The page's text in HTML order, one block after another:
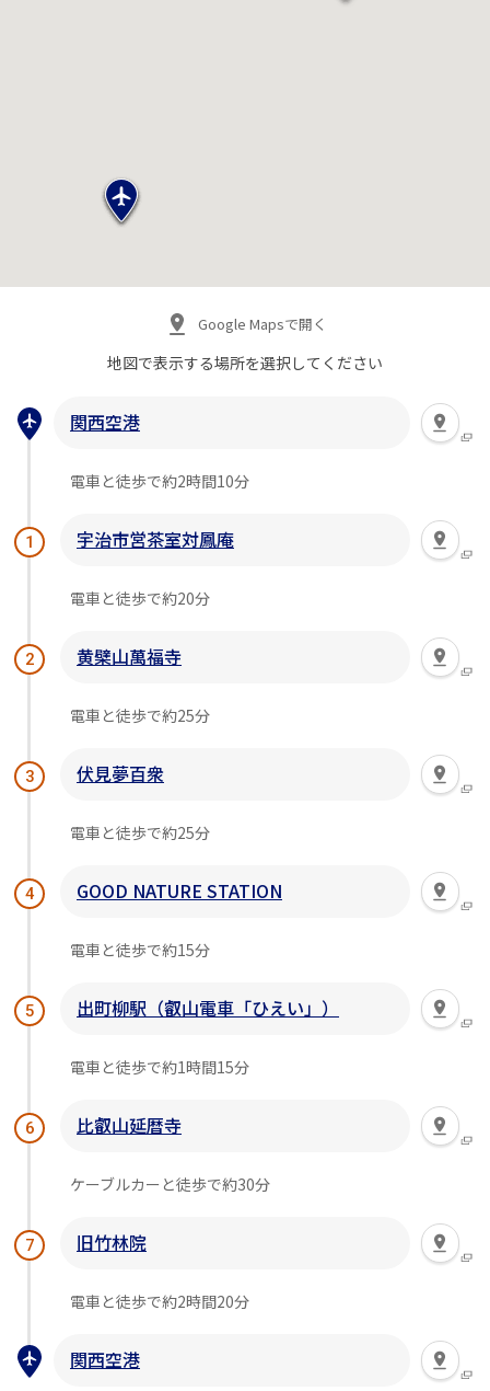
Google Mapsで開く
地図で表示する場所を選択してください
関西空港
電車と徒歩で約2時間10分
1 宇治市営茶室対鳳庵
電車と徒歩で約20分
2 黄檗山萬福寺
電車と徒歩で約25分
3 伏見夢百衆
電車と徒歩で約25分
4 GOOD NATURE STATION
電車と徒歩で約15分
5 出町柳駅（叡山電車「ひえい」）
電車と徒歩で約1時間15分
6 比叡山延暦寺
ケーブルカーと徒歩で約30分
7 旧竹林院
電車と徒歩で約2時間20分
関西空港